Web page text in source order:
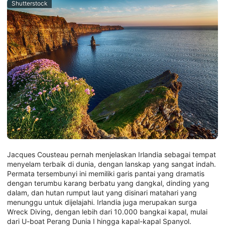
Shutterstock
Jacques Cousteau pernah menjelaskan Irlandia sebagai tempat
menyelam terbaik di dunia, dengan lanskap yang sangat indah.
Permata tersembunyi ini memiliki garis pantai yang dramatis
dengan terumbu karang berbatu yang dangkal, dinding yang
dalam, dan hutan rumput laut yang disinari matahari yang
menunggu untuk dijelajahi. Irlandia juga merupakan surga
Wreck Diving, dengan lebih dari 10.000 bangkai kapal, mulai
dari U-boat Perang Dunia I hingga kapal-kapal Spanyol.